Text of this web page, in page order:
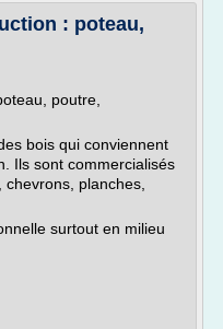
: poteau,
poutre,
bois qui conviennent
Ils sont commercialisés
planches,
surtout en milieu